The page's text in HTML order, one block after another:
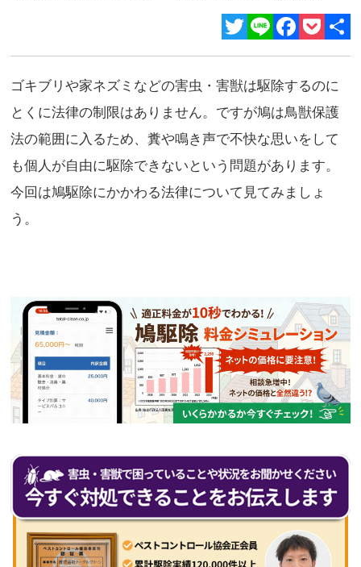
有
ゴキブリや家ネズミなどの害虫・害獣は駆除するのに
とくに法律の制限はありません。ですが鳩は鳥獣保護
法の範囲に入るため、糞や鳴き声で不快な思いをして
も個人が自由に駆除できないという問題があります。
今回は鳩駆除にかかわる法律について見てみましょ
う。